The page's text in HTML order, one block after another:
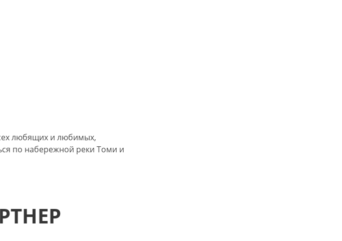
любящих и любимых,
по набережной реки Томи и